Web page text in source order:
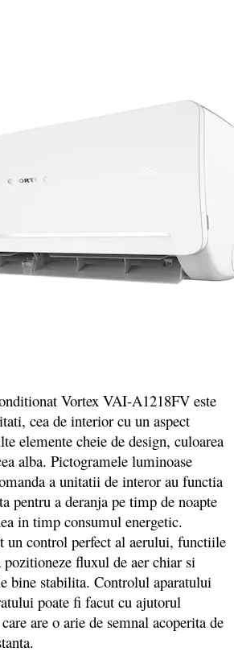
Vortex VAI-A1218FV este
cea de interior cu un aspect
elemente cheie de design, culoarea
alba. Pictogramele luminoase
a unitatii de interor au functia
pentru a deranja pe timp de noapte
in timp consumul energetic.
un control perfect al aerului, functiile
pozitioneze fluxul de aer chiar si
bine stabilita. Controlul aparatului
poate fi facut cu ajutorul
are o arie de semnal acoperita de